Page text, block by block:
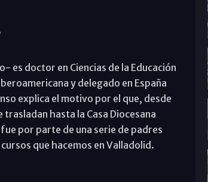
es doctor en Ciencias de la Educación
y delegado en España
explica el motivo por el que, desde
trasladan hasta la Casa Diocesana
por parte de una serie de padres
que hacemos en Valladolid.